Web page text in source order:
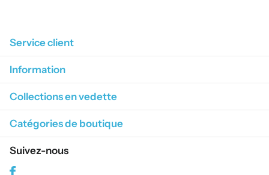
Service client
Information
Collections en vedette
Catégories de boutique
Suivez-nous